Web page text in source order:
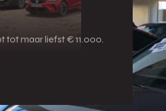
tot maar liefst € 11.000.